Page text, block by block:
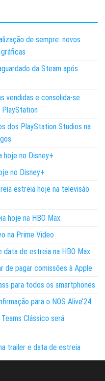
de sempre: novos
da Steam após
vendidas e consolida-se
PlayStation
dos PlayStation Studios na
hoje no Disney+
no Disney+
estreia hoje na televisão
hoje na HBO Max
na Prime Video
data de estreia na HBO Max
de pagar comissões à Apple
para todos os smartphones
para o NOS Alive’24
Clássico será
trailer e data de estreia